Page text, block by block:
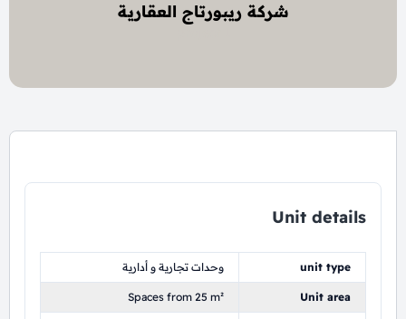
شركة ريبورتاج العقارية
Unit details
unit type وحدات تجارية و أدارية
Unit area
Spaces from 25 m²